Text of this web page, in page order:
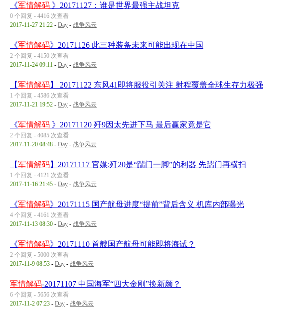
《军情解码 》20171127：谁是世界最强主战坦克
0 个回复 - 4416 次查看
2017-11-27 21:22 - Day - 战争风云
《军情解码》20171126 此三种装备未来可能出现在中国
2 个回复 - 4150 次查看
2017-11-24 09:11 - Day - 战争风云
【军情解码】 20171122 东风41即将服役引关注 射程覆盖全球生存力极强
1 个回复 - 4586 次查看
2017-11-21 19:52 - Day - 战争风云
《军情解码 》20171120 歼9因太先进下马 最后赢家竟是它
2 个回复 - 4085 次查看
2017-11-20 08:48 - Day - 战争风云
【军情解码】20171117 官媒:歼20是“踹门一脚”的利器 先踹门再横扫
1 个回复 - 4121 次查看
2017-11-16 21:45 - Day - 战争风云
《军情解码》20171115 国产航母进度“提前”背后含义 机库内部曝光
4 个回复 - 4161 次查看
2017-11-13 08:30 - Day - 战争风云
《军情解码》20171110 首艘国产航母可能即将海试？
2 个回复 - 5000 次查看
2017-11-9 08:53 - Day - 战争风云
军情解码-20171107 中国海军“四大金刚”换新颜？
6 个回复 - 5656 次查看
2017-11-2 07:23 - Day - 战争风云